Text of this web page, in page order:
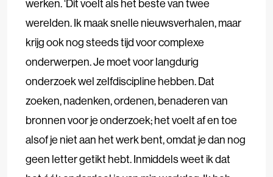
werken. ‘Dit voelt als het beste van twee
werelden. Ik maak snelle nieuwsverhalen, maar
krijg ook nog steeds tijd voor complexe
onderwerpen. Je moet voor langdurig
onderzoek wel zelfdiscipline hebben. Dat
zoeken, nadenken, ordenen, benaderen van
bronnen voor je onderzoek; het voelt af en toe
alsof je niet aan het werk bent, omdat je dan nog
geen letter getikt hebt. Inmiddels weet ik dat